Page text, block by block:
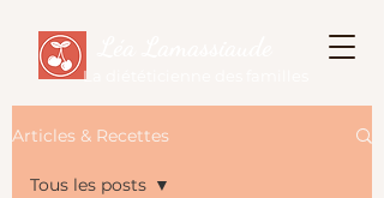
La diététicienne des familles
Articles & Recettes
Tous les posts